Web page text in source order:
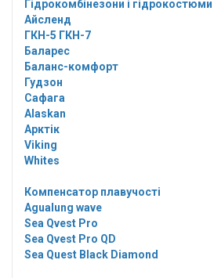
Гідрокомбінезони і гідрокостюми
Айсленд
ГКН-5 ГКН-7
Баларес
Баланс-комфорт
Гудзон
Сафага
Alaskan
Арктік
Viking
Whites
Компенсатор плавучості
Agualung wave
Sea Qvest Pro
Sea Qvest Pro QD
Sea Quest Black Diamond